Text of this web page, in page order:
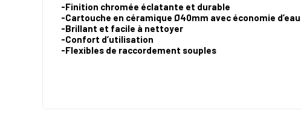
-Finition chromée éclatante et durable
-Cartouche en céramique Ø40mm avec économie d’eau
-Brillant et facile à nettoyer
-Confort d’utilisation
-Flexibles de raccordement souples